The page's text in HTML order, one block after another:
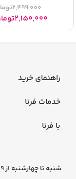
2,499,000
2,150,000
راهنمای خرید
راهنمای خرید اقساطی
خدمات فرنا
شرایط و قوانین
با فرنا
فرصت های شغلی